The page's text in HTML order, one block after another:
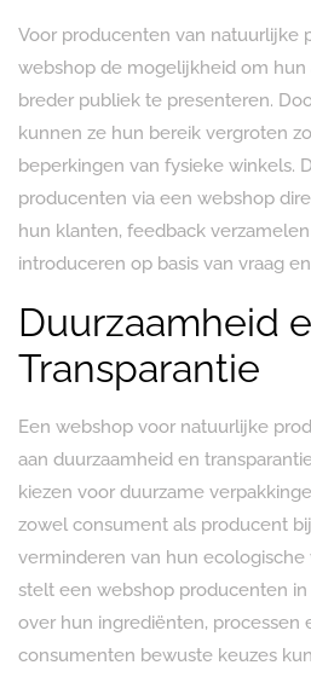
Voor producenten van natuurlijke
webshop de mogelijkheid om hun
breder publiek te presenteren.
kunnen ze hun bereik vergroten
beperkingen van fysieke winkels.
producenten via een webshop
hun klanten, feedback
introduceren op basis van vraag
Duurzaamheid
Transparantie
Een webshop voor natuurlijke
aan duurzaamheid en
kiezen voor duurzame
zowel consument als producent
verminderen van hun
stelt een webshop producenten
over hun ingrediënten, processen
consumenten bewuste keuzes